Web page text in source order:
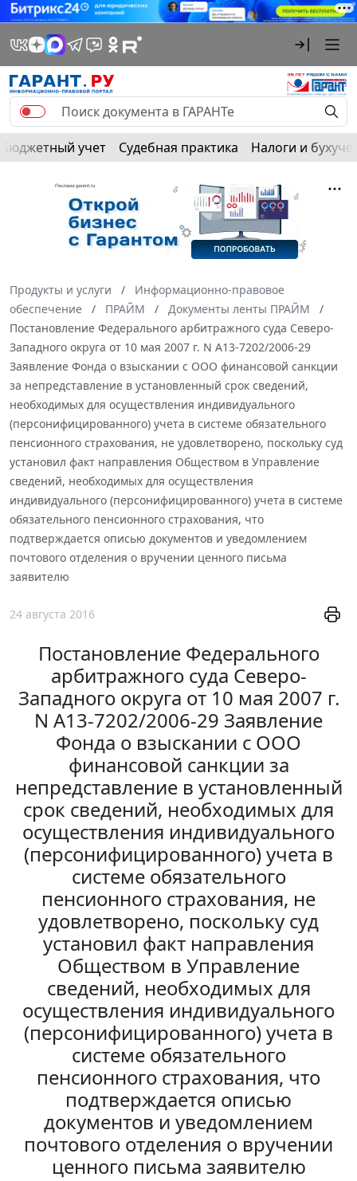
Бюджетный учет Судебная практика Налоги и
Продукты и услуги
Информационно-правовое
обеспечение
ПРАЙМ
Документы ленты ПРАЙМ
Постановление Федерального арбитражного суда Северо-
Западного округа от 10 мая 2007 г. N А13-7202/2006-29
Заявление Фонда о взыскании с ООО финансовой санкции
за непредставление в установленный срок сведений,
необходимых для осуществления индивидуального
(персонифицированного) учета в системе обязательного
пенсионного страхования, не удовлетворено, поскольку суд
установил факт направления Обществом в Управление
сведений, необходимых для осуществления
индивидуального (персонифицированного) учета в системе
обязательного пенсионного страхования, что
подтверждается описью документов и уведомлением
почтового отделения о вручении ценного письма
заявителю
24 августа 2016
Постановление Федерального
арбитражного суда Северо-
Западного округа от 10 мая 2007 г.
N А13-7202/2006-29 Заявление
Фонда о взыскании с ООО
финансовой санкции за
непредставление в установленный
срок сведений, необходимых для
осуществления индивидуального
(персонифицированного) учета в
системе обязательного
пенсионного страхования, не
удовлетворено, поскольку суд
установил факт направления
Обществом в Управление
сведений, необходимых для
осуществления индивидуального
(персонифицированного) учета в
системе обязательного
пенсионного страхования, что
подтверждается описью
документов и уведомлением
почтового отделения о вручении
ценного письма заявителю